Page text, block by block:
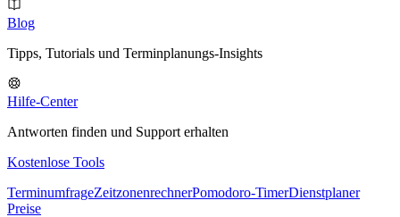
Blog
Tipps, Tutorials und Terminplanungs-Insights
Hilfe-Center
Antworten finden und Support erhalten
Kostenlose Tools
TerminumfrageZeitzonenrechnerPomodoro-TimerDienstplaner
Preise